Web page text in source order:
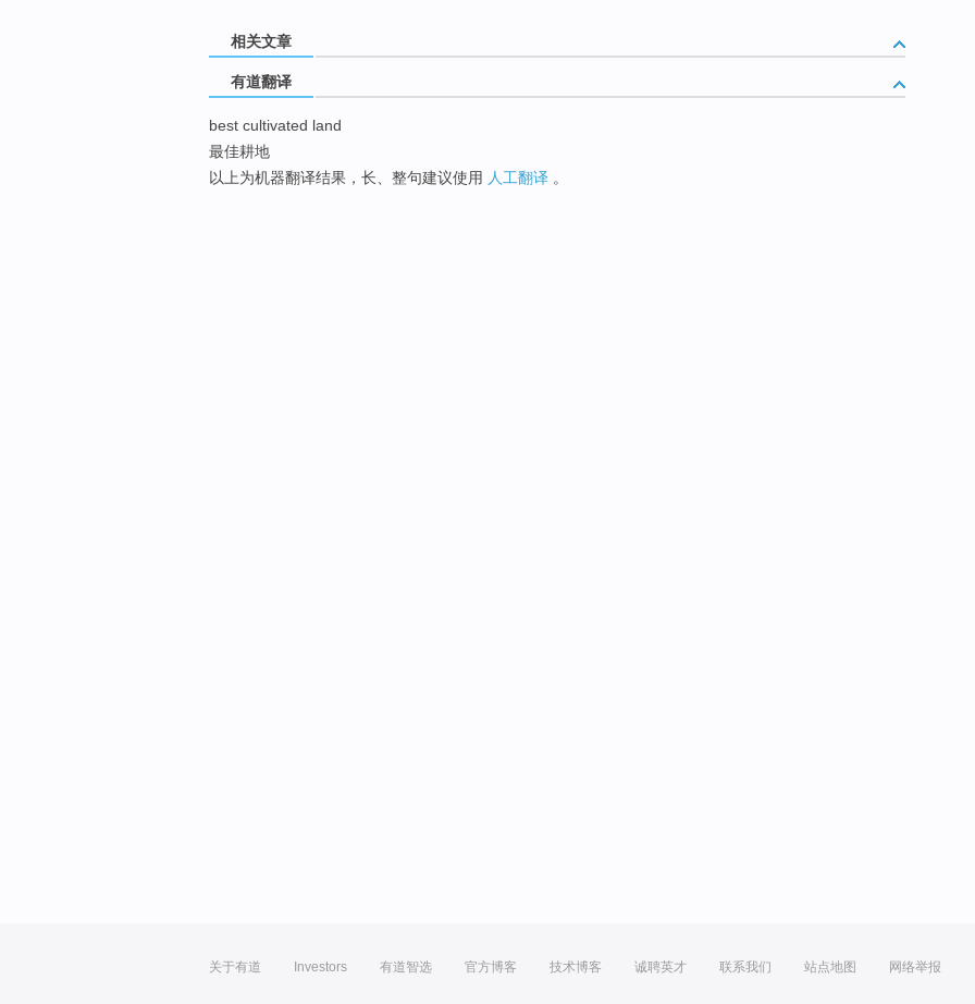
相关文章
有道翻译
best cultivated land
最佳耕地
以上为机器翻译结果，长、整句建议使用 人工翻译 。
关于有道 Investors 有道智选 官方博客 技术博客 诚聘英才 联系我们 站点地图 网络举报